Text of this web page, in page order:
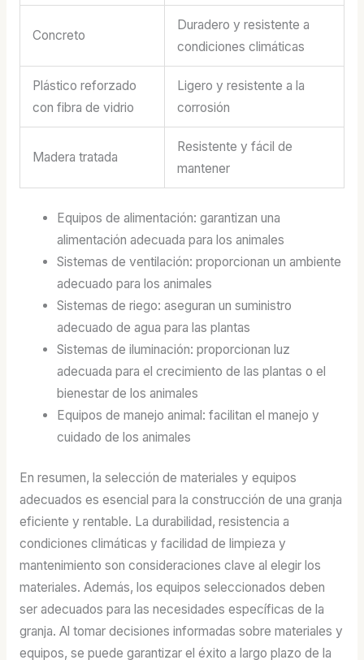
Concreto
Duradero y resistente a
condiciones climáticas
Plástico reforzado
con fibra de vidrio
Ligero y resistente a la
corrosión
Madera tratada
Resistente y fácil de
mantener
Equipos de alimentación: garantizan una
alimentación adecuada para los animales
Sistemas de ventilación: proporcionan un ambiente
adecuado para los animales
Sistemas de riego: aseguran un suministro
adecuado de agua para las plantas
Sistemas de iluminación: proporcionan luz
adecuada para el crecimiento de las plantas o el
bienestar de los animales
Equipos de manejo animal: facilitan el manejo y
cuidado de los animales
En resumen, la selección de materiales y equipos
adecuados es esencial para la construcción de una granja
eficiente y rentable. La durabilidad, resistencia a
condiciones climáticas y facilidad de limpieza y
mantenimiento son consideraciones clave al elegir los
materiales. Además, los equipos seleccionados deben
ser adecuados para las necesidades específicas de la
granja. Al tomar decisiones informadas sobre materiales y
equipos, se puede garantizar el éxito a largo plazo de la